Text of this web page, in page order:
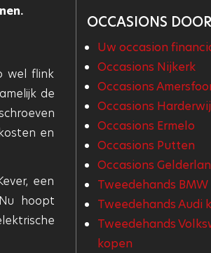
wel flink
de
en
een
hoopt
OCCASIONS
Uw occasion
Occasions Nijkerk
Occasions
Occasions
Occasions Ermelo
Occasions Putten
Occasions
Tweedehands
Tweedehands Audi
Tweedehands
kopen